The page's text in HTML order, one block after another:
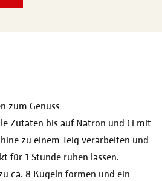
zum Genuss
Zutaten bis auf Natron und Ei mit
zu einem Teig verarbeiten und
für 1 Stunde ruhen lassen.
ca. 8 Kugeln formen und ein